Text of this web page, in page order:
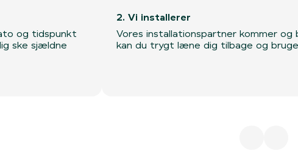
og tidspunkt
ske sjældne
2. Vi installerer
Vores installationspartner kommer
kan du trygt læne dig tilbage og